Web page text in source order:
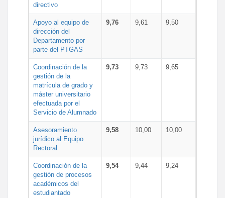
directivo
Apoyo al equipo de
dirección del
Departamento por
parte del PTGAS
9,76 9,61 9,50
Coordinación de la
gestión de la
matrícula de grado y
máster universitario
efectuada por el
Servicio de Alumnado
9,73 9,73 9,65
Asesoramiento
jurídico al Equipo
Rectoral
9,58 10,00 10,00
Coordinación de la
gestión de procesos
académicos del
estudiantado
9,54 9,44 9,24